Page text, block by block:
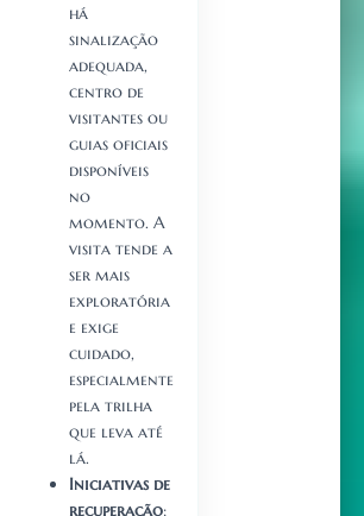
há
sinalização
adequada,
centro de
visitantes ou
guias oficiais
disponíveis
no
momento. A
visita tende a
ser mais
exploratória
e exige
cuidado,
especialmente
pela trilha
que leva até
lá.
Iniciativas de
recuperação: